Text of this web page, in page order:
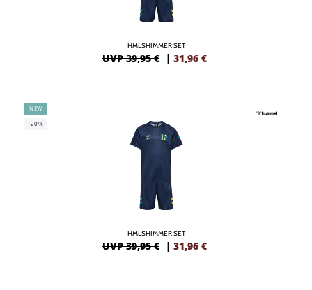
HMLSHIMMER SET
UVP 39,95 € | 31,96 €
NEW
-20%
HMLSHIMMER SET
UVP 39,95 € | 31,96 €